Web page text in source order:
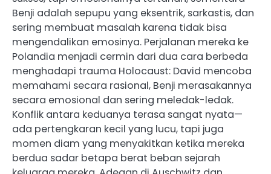
Benji adalah sepupu yang eksentrik, sarkastis, dan
sering membuat masalah karena tidak bisa
mengendalikan emosinya. Perjalanan mereka ke
Polandia menjadi cermin dari dua cara berbeda
menghadapi trauma Holocaust: David mencoba
memahami secara rasional, Benji merasakannya
secara emosional dan sering meledak-ledak.
Konflik antara keduanya terasa sangat nyata—
ada pertengkaran kecil yang lucu, tapi juga
momen diam yang menyakitkan ketika mereka
berdua sadar betapa berat beban sejarah